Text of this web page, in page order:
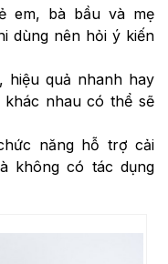
em, bà bầu và mẹ
dùng nên hỏi ý kiến
hiệu quả nhanh hay
nhau có thể sẽ
năng hỗ trợ cải
không có tác dụng